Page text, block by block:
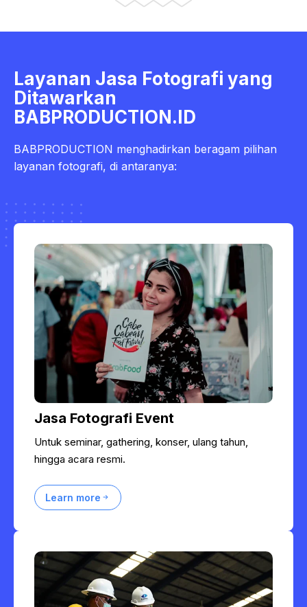
Layanan Jasa Fotografi yang
Ditawarkan
BABPRODUCTION.ID
BABPRODUCTION menghadirkan beragam pilihan
layanan fotografi, di antaranya:
Jasa Fotografi Event
Untuk seminar, gathering, konser, ulang tahun,
hingga acara resmi.
Learn more